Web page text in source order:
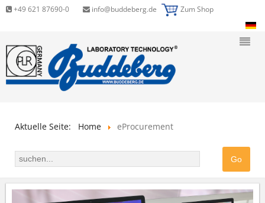
+49 621 87690-0 info@buddeberg.de Zum Shop
Aktuelle Seite: Home eProcurement